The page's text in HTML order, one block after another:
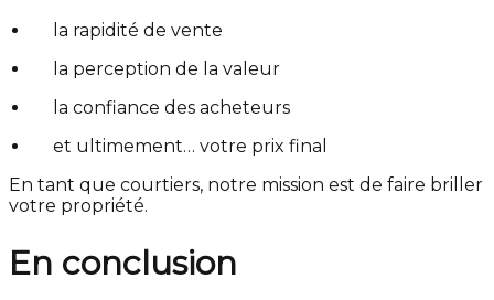
la rapidité de vente
la perception de la valeur
la confiance des acheteurs
et ultimement… votre prix final
En tant que courtiers, notre mission est de faire briller
votre propriété.
En conclusion